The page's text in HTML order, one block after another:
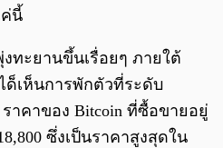
นี้
ทะยานขึ้นเรื่อยๆ ภายใต้
ด็เห็นการพักตัวที่ระดับ
ราคาของ Bitcoin ที่ซื้อขายอยู่
ซึ่งเป็นราคาสูงสุดใน